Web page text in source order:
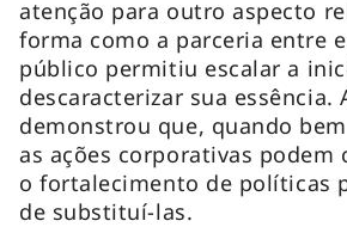
atenção para outro aspecto
forma como a parceria entre
público permitiu escalar a
descaracterizar sua essência.
demonstrou que, quando
as ações corporativas podem
o fortalecimento de políticas
de substituí-las.